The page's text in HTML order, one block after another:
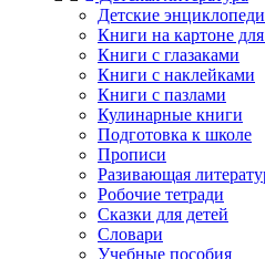
Детские
Книги на картоне
Книги с глазаками
Книги с наклейками
Книги с пазлами
Кулинарные книги
Подготовка к школе
Прописи
Разивающая
Робочие тетради
Сказки для детей
Словари
Учебные пособия